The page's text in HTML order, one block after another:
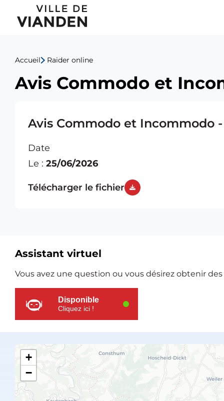
Avis
Commodo
et
Incommodo
1A,
rue
Neugarten
Menu
navigation
principal
Accueil Raider online
Avis Commodo et
Avis Commodo et Incommodo
Date
Le : 25/06/2026
Télécharger le fichier
Ressources
supplémentaires
Assistant virtuel
Vous avez une question ou vous désirez obtenir
Disponible
Cliquez ici !
+
−